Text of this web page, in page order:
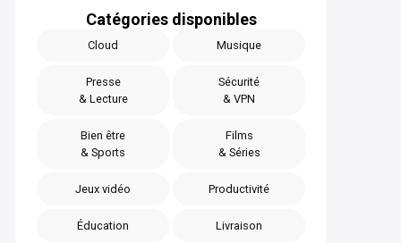
Catégories disponibles
Cloud Musique
Presse
& Lecture
Sécurité
& VPN
Bien être
& Sports
Films
& Séries
Jeux vidéo Productivité
Éducation Livraison